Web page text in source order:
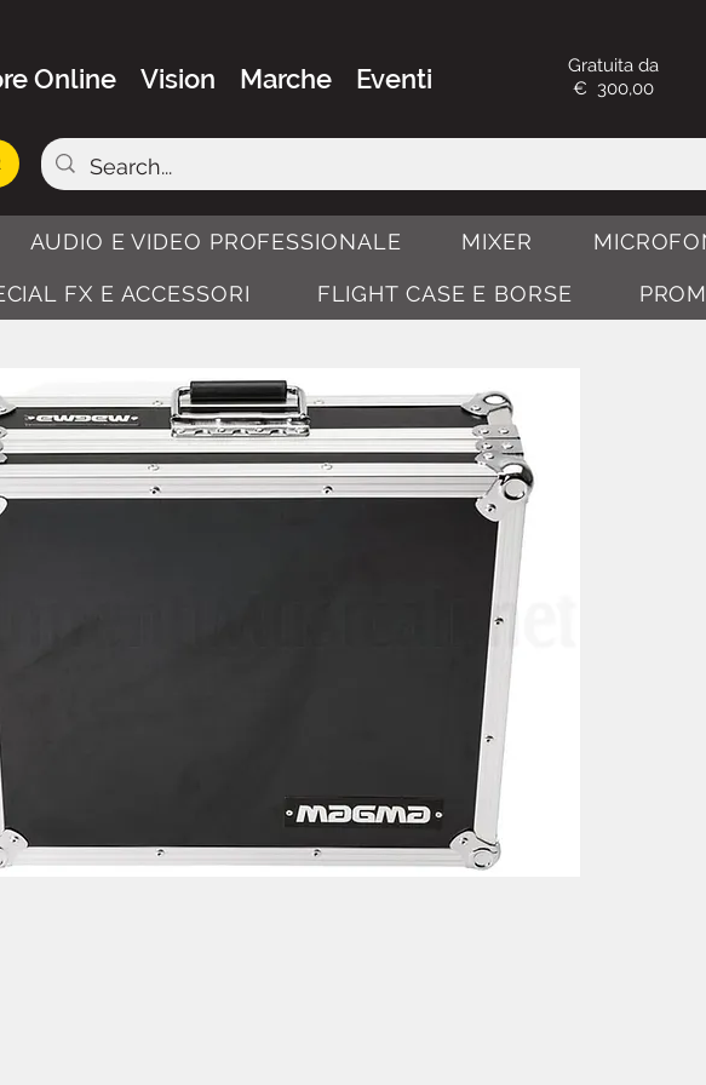
Online Vision Marche Eventi
Gratuita da
€ 300,00
AUDIO E VIDEO PROFESSIONALE MIXER
FX E ACCESSORI FLIGHT CASE E BORSE